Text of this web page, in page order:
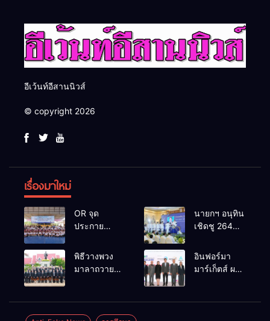
อีเว้นท์อีสานนิวส์
© copyright 2026
เรื่องมาใหม่
OR จุด
ประกาย
เยาวชน ผ่าน
นายกฯ อนุทิน
เชิดชู 264
บ้านยอดเยี่ยม
มอบแหนบ
เกียรติยศแห่ง
พิธีวางพวง
มาลาถวาย
อินฟอร์มา
มาร์เก็ตส์ ผนึก